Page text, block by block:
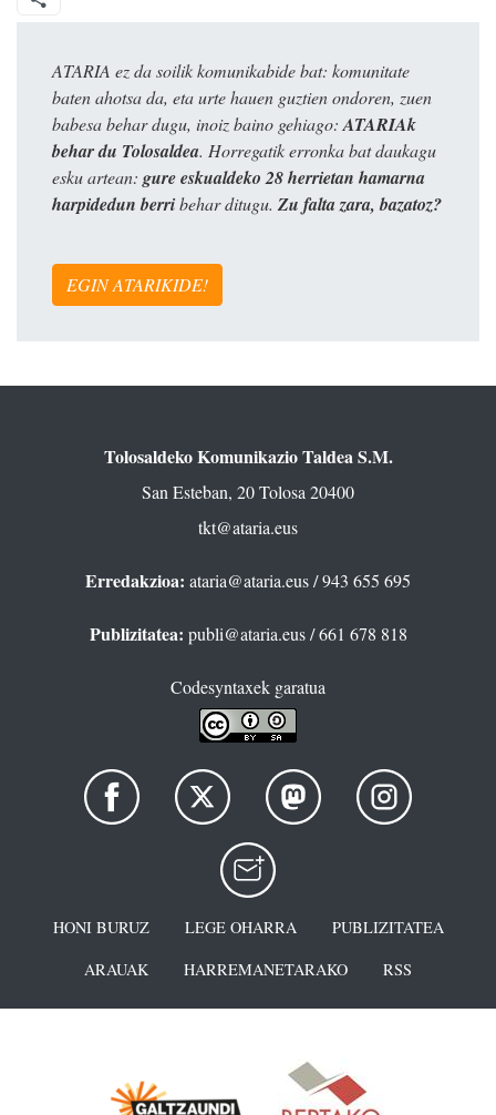
ATARIA ez da soilik komunikabide bat: komunitate
baten ahotsa da, eta urte hauen guztien ondoren, zuen
babesa behar dugu, inoiz baino gehiago: ATARIAk
behar du Tolosaldea. Horregatik erronka bat daukagu
esku artean: gure eskualdeko 28 herrietan hamarna
harpidedun berribehar ditugu. Zu falta zara, bazatoz?
EGIN ATARIKIDE!
Tolosaldeko Komunikazio Taldea S.M.
San Esteban, 20 Tolosa 20400
tkt@ataria.eus
Erredakzioa: ataria@ataria.eus/ 943 655 695
Publizitatea: publi@ataria.eus/ 661 678 818
Codesyntaxek garatua
HONI BURUZ LEGE OHARRA
PUBLIZITATEA
ARAUAK
HARREMANETARAKO RSS